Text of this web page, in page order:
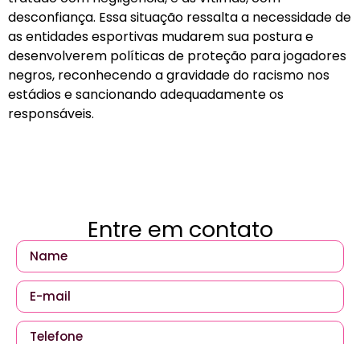
desconfiança. Essa situação ressalta a necessidade de
as entidades esportivas mudarem sua postura e
desenvolverem políticas de proteção para jogadores
negros, reconhecendo a gravidade do racismo nos
estádios e sancionando adequadamente os
responsáveis.
Entre em contato